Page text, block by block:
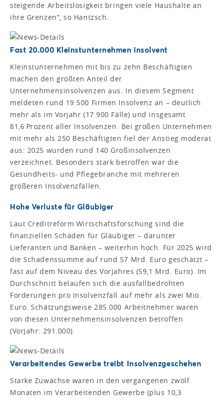
steigende Arbeitslosigkeit bringen viele Haushalte an
ihre Grenzen“, so Hantzsch.
Fast 20.000 Kleinstunternehmen insolvent
Kleinstunternehmen mit bis zu zehn Beschäftigten
machen den größten Anteil der
Unternehmensinsolvenzen aus. In diesem Segment
meldeten rund 19.500 Firmen Insolvenz an – deutlich
mehr als im Vorjahr (17.900 Fälle) und insgesamt
81,6 Prozent aller Insolvenzen. Bei großen Unternehmen
mit mehr als 250 Beschäftigten fiel der Anstieg moderat
aus: 2025 wurden rund 140 Großinsolvenzen
verzeichnet. Besonders stark betroffen war die
Gesundheits- und Pflegebranche mit mehreren
größeren Insolvenzfällen.
Hohe Verluste für Gläubiger
Laut Creditreform Wirtschaftsforschung sind die
finanziellen Schäden für Gläubiger – darunter
Lieferanten und Banken – weiterhin hoch. Für 2025 wird
die Schadenssumme auf rund 57 Mrd. Euro geschätzt –
fast auf dem Niveau des Vorjahres (59,1 Mrd. Euro). Im
Durchschnitt belaufen sich die ausfallbedrohten
Forderungen pro Insolvenzfall auf mehr als zwei Mio.
Euro. Schätzungsweise 285.000 Arbeitnehmer waren
von diesen Unternehmensinsolvenzen betroffen
(Vorjahr: 291.000).
Verarbeitendes Gewerbe treibt Insolvenzgeschehen
Starke Zuwächse waren in den vergangenen zwölf
Monaten im Verarbeitenden Gewerbe (plus 10,3